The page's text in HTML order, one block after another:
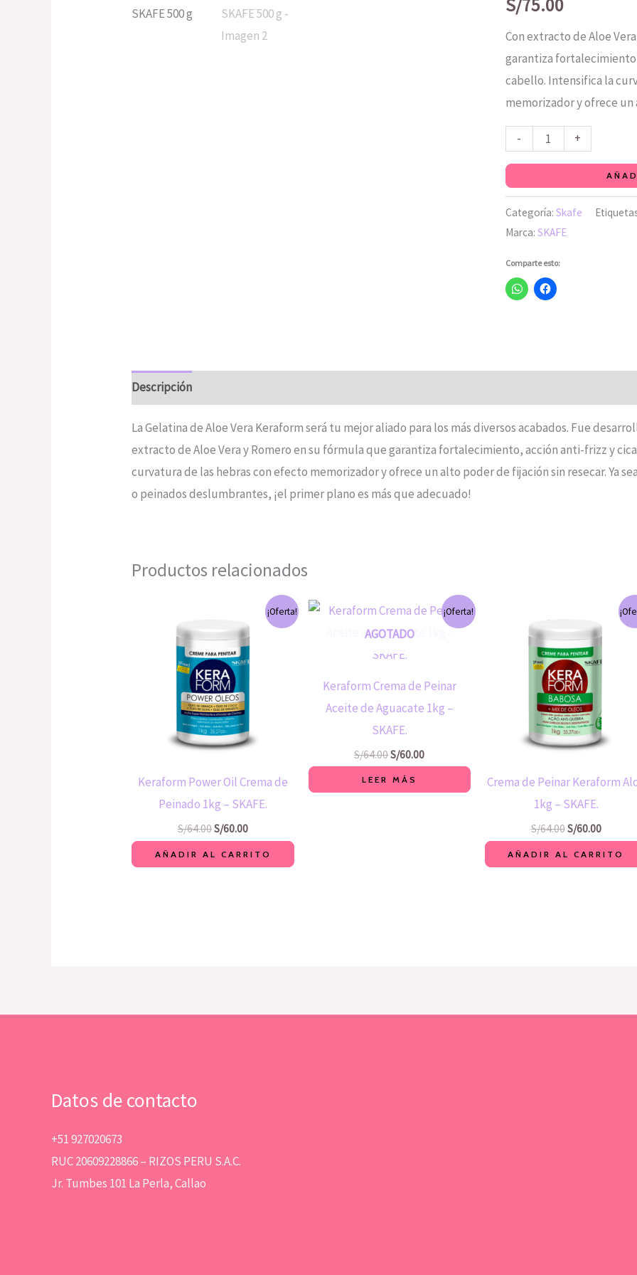
S/75.00
Con extracto de Aloe
garantiza
cabello. Intensifica la
memorizador y ofrece
-
500
g
cantidad
+
Categoría: Skafe
Marca: SKAFE
Comparte esto:
Descripción
La Gelatina de Aloe Vera Keraform será tu mejor aliado para los más diversos acabados. Fue
extracto de Aloe Vera y Romero en su fórmula que garantiza fortalecimiento, acción anti-frizz y
curvatura de las hebras con efecto memorizador y ofrece un alto poder de fijación sin resecar. Ya
o peinados deslumbrantes, ¡el primer plano es más que adecuado!
Productos relacionados
¡Oferta!
Keraform Power Oil Crema de
Peinado 1kg – SKAFE.
S/64.00
precio
original
S/64.00.
S/60.00
precio
es:
S/60.00.
AÑADIR AL CARRITO
¡Oferta!
AGOTADO
Keraform Crema de Peinar
Aceite de Aguacate 1kg –
SKAFE.
S/64.00
El
precio
original
S/64.00.
S/60.00
El
precio
LEER MÁS
Crema de Peinar Keraform
1kg – SKAFE.
S/64.00
original
era:
S/64.00.
S/60.00
precio
es:
S/60.00.
AÑADIR AL CARRITO
Datos de contacto
+51 927020673
RUC 20609228866 – RIZOS PERU S.A.C.
Jr. Tumbes 101 La Perla, Callao